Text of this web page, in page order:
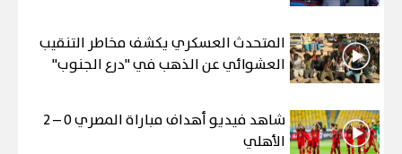
المتحدث العسكري يكشف مخاطر التنقيب
العشوائي عن الذهب في "درع الجنوب"
شاهد فيديو أهداف مباراة المصري 0 – 2
الأهلي